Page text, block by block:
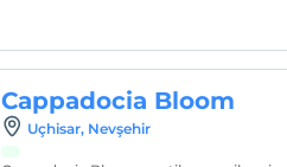
Cappadocia Bloom
Uçhisar, Nevşehir